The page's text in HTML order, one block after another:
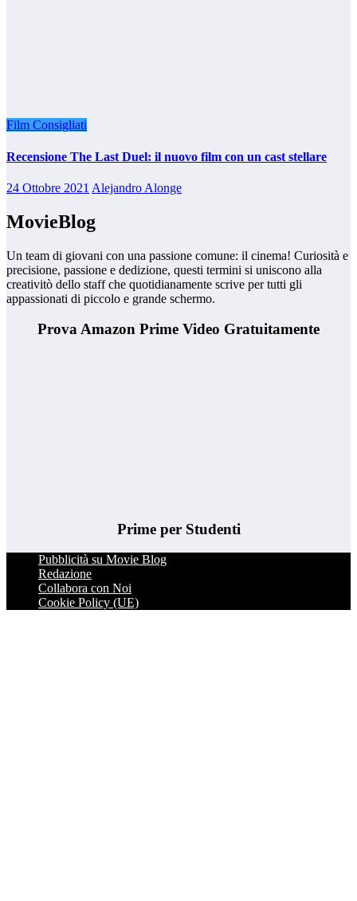
Film Consigliati
Recensione The Last Duel: il nuovo film con un cast stellare
24 Ottobre 2021 Alejandro Alonge
MovieBlog
Un team di giovani con una passione comune: il cinema! Curiosità e
precisione, passione e dedizione, questi termini si uniscono alla
creativitò dello staff che quotidianamente scrive per tutti gli
appassionati di piccolo e grande schermo.
Prova Amazon Prime Video Gratuitamente
Prime per Studenti
Pubblicità su Movie Blog
Redazione
Collabora con Noi
Cookie Policy (UE)